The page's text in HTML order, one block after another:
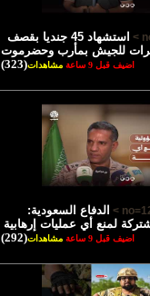
استشهاد 45 جنديا بقصف
للجيش بمأرب وحضرموت
اضيف قبل 9 ساعة مشاهدات(323)
الدفاع السعودية:
لمنع أي عمليات إرهابية
اضيف قبل 9 ساعة مشاهدات(292)